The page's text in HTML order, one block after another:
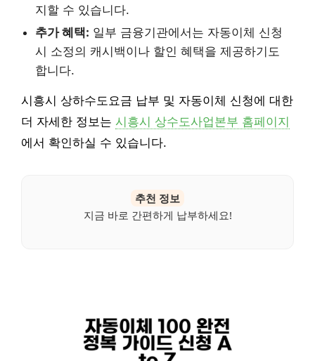
지할 수 있습니다.
추가 혜택: 일부 금융기관에서는 자동이체 신청
시 소정의 캐시백이나 할인 혜택을 제공하기도
합니다.
시흥시 상하수도요금 납부 및 자동이체 신청에 대한
더 자세한 정보는 시흥시 상수도사업본부 홈페이지
에서 확인하실 수 있습니다.
추천 정보
지금 바로 간편하게 납부하세요!